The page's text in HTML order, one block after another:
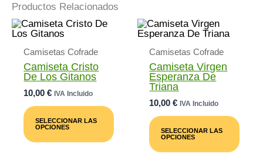
Productos Relacionados
Camisetas Cofrade
Camiseta Cristo
De Los Gitanos
10,00€ IVA Incluido
SELECCIONAR LAS
OPCIONES
Producto
Múltiples
Variantes.
Camisetas Cofrade
Camiseta Virgen
Esperanza De
Triana
10,00€ IVA Incluido
SELECCIONAR LAS
OPCIONES